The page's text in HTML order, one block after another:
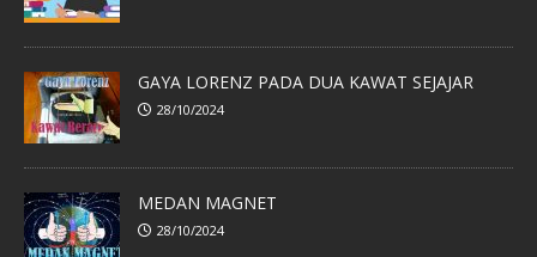
GAYA LORENZ PADA DUA KAWAT SEJAJAR
28/10/2024
MEDAN MAGNET
28/10/2024